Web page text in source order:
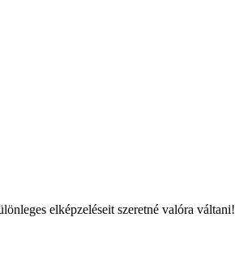
elképzeléseit szeretné valóra váltani!